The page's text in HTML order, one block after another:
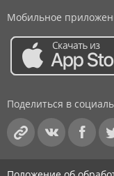
Мобильное
Поделиться в